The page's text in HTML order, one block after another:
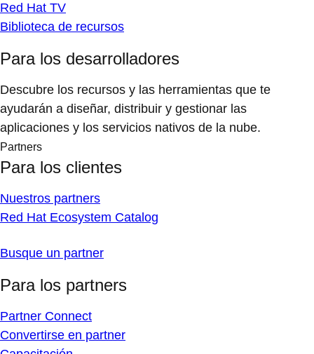
Red Hat TV
Biblioteca de recursos
Para los desarrolladores
Descubre los recursos y las herramientas que te
ayudarán a diseñar, distribuir y gestionar las
aplicaciones y los servicios nativos de la nube.
Partners
Para los clientes
Nuestros partners
Red Hat Ecosystem Catalog
Busque un partner
Para los partners
Partner Connect
Convertirse en partner